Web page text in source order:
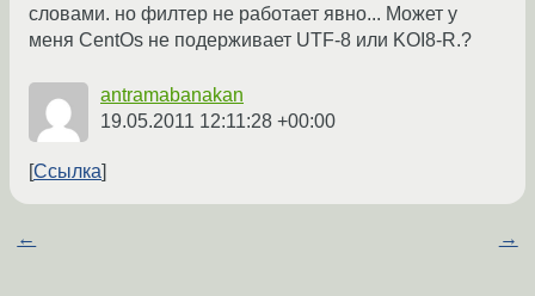
словами. но филтер не работает явно... Может у
меня CentOs не подерживает UTF-8 или KOI8-R.?
antramabanakan
19.05.2011 12:11:28 +00:00
Ссылка
← →